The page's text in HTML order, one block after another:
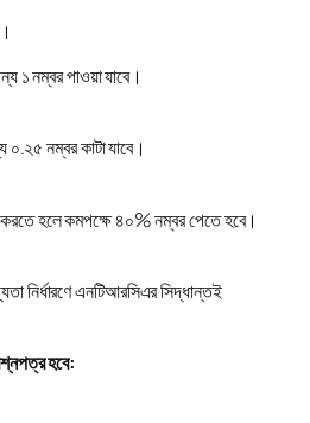
১ নম্বর পাওয়া যাবে।
নম্বর কাটা যাবে।
করতে হলে কমপক্ষে ৪০% নম্বর পেতে হবে।
নির্ধারণে এনটিআরসিএর সিদ্ধান্তই
হবে: